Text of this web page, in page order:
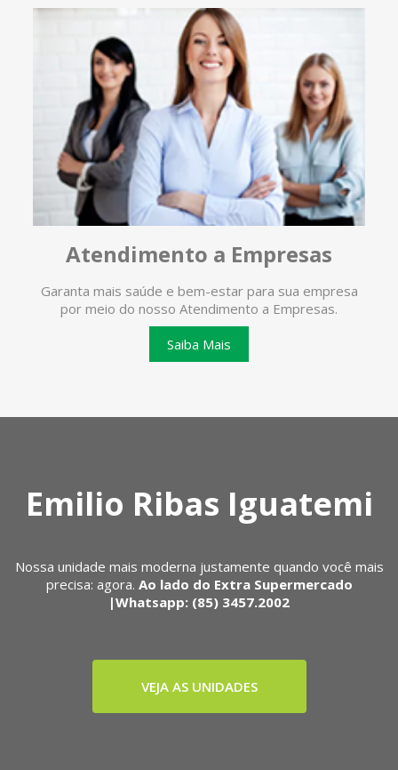
Atendimento a Empresas
Garanta mais saúde e bem-estar para sua empresa
por meio do nosso Atendimento a Empresas.
Saiba Mais
Emilio Ribas Iguatemi
Nossa unidade mais moderna justamente quando você mais
precisa: agora. Ao lado do Extra Supermercado
|Whatsapp: (85) 3457.2002
VEJA AS UNIDADES